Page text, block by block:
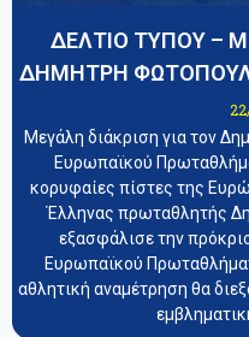
ΔΕΛΤΙΟ ΤΥΠΟΥ –
ΔΗΜΗΤΡΗ
Μεγάλη διάκριση για τον
Ευρωπαϊκού
κορυφαίες πίστες της
Έλληνας πρωταθλητής
εξασφάλισε την
Ευρωπαϊκού
αθλητική αναμέτρηση θα